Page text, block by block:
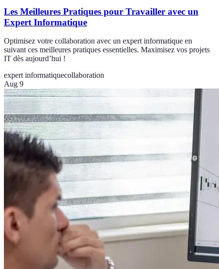
Les Meilleures Pratiques pour Travailler avec un
Expert Informatique
Optimisez votre collaboration avec un expert informatique en
suivant ces meilleures pratiques essentielles. Maximisez vos projets
IT dès aujourd’hui !
expert informatiquecollaboration
Aug 9